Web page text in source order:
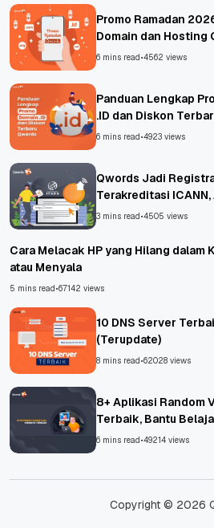
Promo Ramadan
Domain dan Hosting
6 mins read •4562 views
Panduan Lengkap
.ID dan Diskon
6 mins read •4923 views
Qwords Jadi
Terakreditasi ICANN,
Untungnya?
3 mins read •4505 views
Cara Melacak HP yang Hilang dalam
atau Menyala
5 mins read •67142 views
10 DNS Server
(Terupdate)
8 mins read •62028 views
8+ Aplikasi Random
Terbaik, Bantu
Asing!
6 mins read •49214 views
Copyright © 2026